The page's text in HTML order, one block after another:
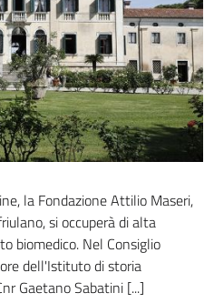
la Fondazione Attilio Maseri,
si occuperà di alta
biomedico. Nel Consiglio
dell'Istituto di storia
Gaetano Sabatini [...]